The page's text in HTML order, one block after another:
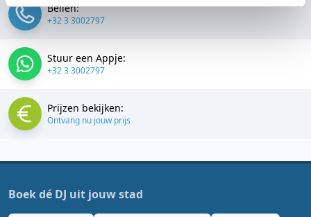
Bellen:
+32 3 3002797
Stuur een Appje:
+32 3 3002797
Prijzen bekijken:
Ontvang nu jouw prijs
Boek dé DJ uit jouw stad